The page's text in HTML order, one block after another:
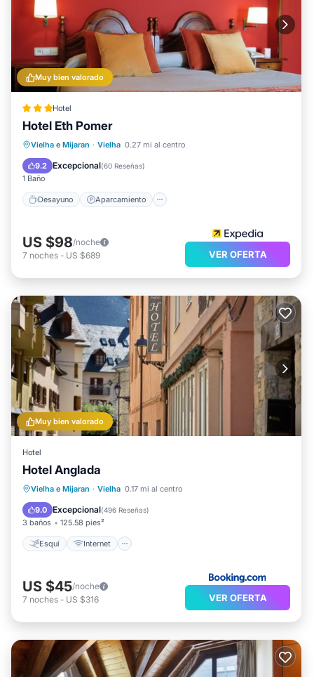
Muy bien valorado
Hotel
Hotel Eth Pomer
Vielha e Mijaran · Vielha 0.27 mi al centro
9.2 Excepcional(60 Reseñas)
1 Baño
Desayuno Aparcamiento
Desayuno Aparcamiento
Balcón/Terraza
US $98/noche
7 noches - US $689 VER OFERTA
Muy bien valorado
Hotel
Hotel Anglada
Vielha e Mijaran · Vielha 0.17 mi al centro
9.0 Excepcional(496 Reseñas)
3 baños 125.58 pies²
Esquí Internet
Esquí Internet
Apto para niños
TV
US $45/noche
7 noches - US $316 VER OFERTA